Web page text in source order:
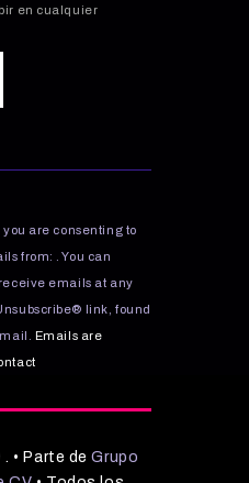
en cualquier
are consenting to
from: . You can
emails at any
link, found
Emails are
• Parte deGrupo